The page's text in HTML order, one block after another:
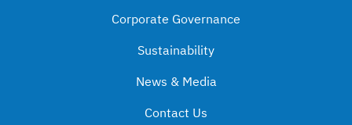
Corporate Governance
Sustainability
News & Media
Contact Us